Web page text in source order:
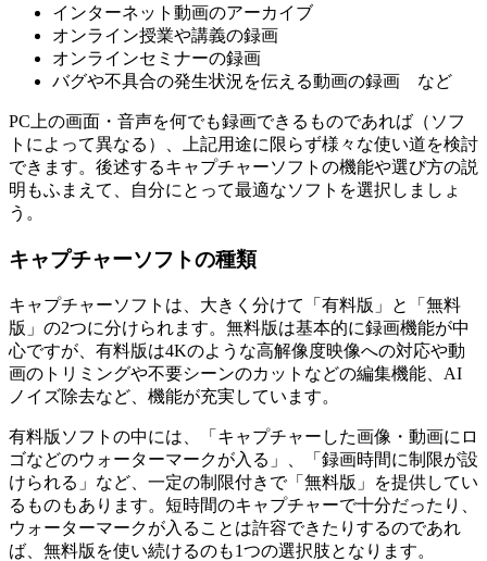
インターネット動画のアーカイブ
オンライン授業や講義の録画
オンラインセミナーの録画
バグや不具合の発生状況を伝える動画の録画 など
PC上の画面・音声を何でも録画できるものであれば（ソフ
トによって異なる）、上記用途に限らず様々な使い道を検討
できます。後述するキャプチャーソフトの機能や選び方の説
明もふまえて、自分にとって最適なソフトを選択しましょ
う。
キャプチャーソフトの種類
キャプチャーソフトは、大きく分けて「有料版」と「無料
版」の2つに分けられます。無料版は基本的に録画機能が中
心ですが、有料版は4Kのような高解像度映像への対応や動
画のトリミングや不要シーンのカットなどの編集機能、AI
ノイズ除去など、機能が充実しています。
有料版ソフトの中には、「キャプチャーした画像・動画にロ
ゴなどのウォーターマークが入る」、「録画時間に制限が設
けられる」など、一定の制限付きで「無料版」を提供してい
るものもあります。短時間のキャプチャーで十分だったり、
ウォーターマークが入ることは許容できたりするのであれ
ば、無料版を使い続けるのも1つの選択肢となります。